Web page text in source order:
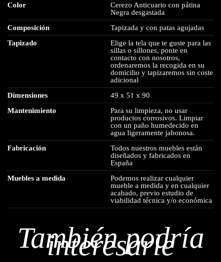
Color
Cerezo Anticuario con pátina
Negra desgastada
Composición
Tapizada y con patas agujadas
Tapizado
Elige la tela que te guste para las
sillas o sillones, ponte en
contacto con nosotros,
ordenaremos la recogida en su
domicilio y tapizaremos sin coste
adicional
Dimensiones
49 x 51 x 90
Mantenimiento
Para su limpieza, no usar
productos corrosivos. Limpiar
con un paño humedecido en
agua ligeramente jabonosa.
Fabricación
Todos nuestros muebles están
diseñados y fabricados en
España
Muebles a medida
Podemos realizar cualquier
mueble a medida y en cualquier
acabado, previo estudio de
viabilidad técnica y/o económica
También podría
interesarle